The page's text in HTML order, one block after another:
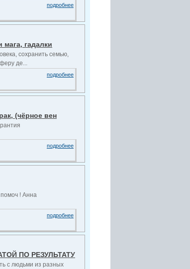
подробнее
гадалки
сохранить семью,
де...
подробнее
(чёрное вен
подробнее
! Анна
подробнее
ПО РЕЗУЛЬТАТУ
с людьми из разных